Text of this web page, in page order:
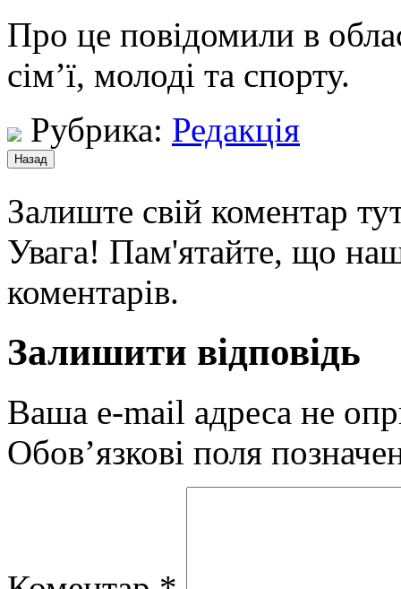
Про це повідомили в
сім’ї, молоді та спорту.
Рубрика: Редакція
Залиште свій коментар
Увага! Пам'ятайте, що
коментарів.
Залишити відповідь
Ваша e-mail адреса не
Обов’язкові поля